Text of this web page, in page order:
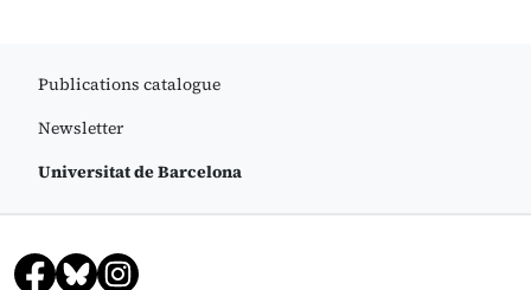
Publications catalogue
Newsletter
Universitat de Barcelona